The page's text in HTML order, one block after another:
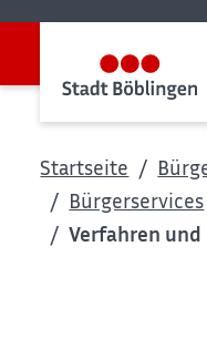
Startseite
Bürgerservices
Verfahren